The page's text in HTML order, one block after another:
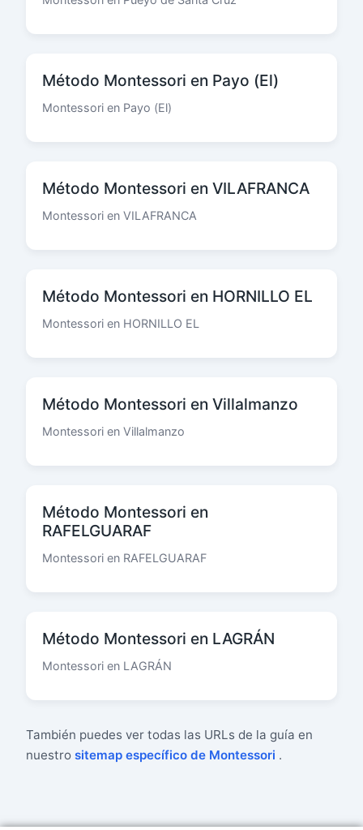
Método Montessori en Payo (El)
Montessori en Payo (El)
Método Montessori en VILAFRANCA
Montessori en VILAFRANCA
Método Montessori en HORNILLO EL
Montessori en HORNILLO EL
Método Montessori en Villalmanzo
Montessori en Villalmanzo
Método Montessori en
RAFELGUARAF
Montessori en RAFELGUARAF
Método Montessori en LAGRÁN
Montessori en LAGRÁN
También puedes ver todas las URLs de la guía en
nuestro sitemap específico de Montessori .